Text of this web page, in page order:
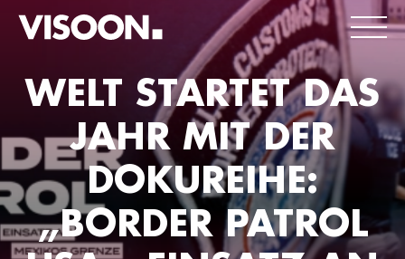
WELT STARTET DAS
JAHR MIT DER
DOKUREIHE:
„BORDER PATROL